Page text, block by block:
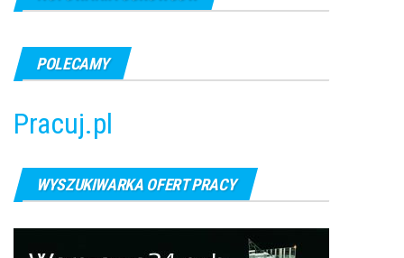
POLECAMY
Pracuj.pl
WYSZUKIWARKA OFERT PRACY